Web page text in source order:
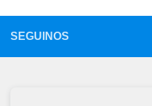
SEGUINOS